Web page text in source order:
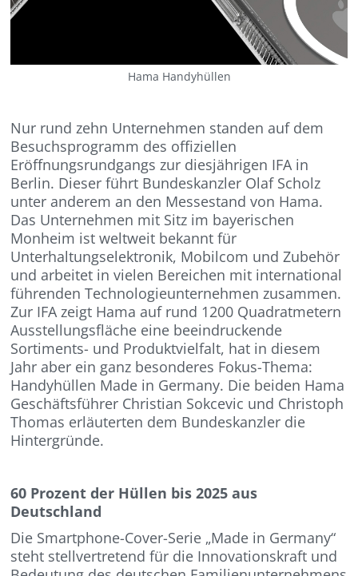
Hama Handyhüllen
Nur rund zehn Unternehmen standen auf dem
Besuchsprogramm des offiziellen
Eröffnungsrundgangs zur diesjährigen IFA in
Berlin. Dieser führt Bundeskanzler Olaf Scholz
unter anderem an den Messestand von Hama.
Das Unternehmen mit Sitz im bayerischen
Monheim ist weltweit bekannt für
Unterhaltungselektronik, Mobilcom und Zubehör
und arbeitet in vielen Bereichen mit international
führenden Technologieunternehmen zusammen.
Zur IFA zeigt Hama auf rund 1200 Quadratmetern
Ausstellungsfläche eine beeindruckende
Sortiments- und Produktvielfalt, hat in diesem
Jahr aber ein ganz besonderes Fokus-Thema:
Handyhüllen Made in Germany. Die beiden Hama
Geschäftsführer Christian Sokcevic und Christoph
Thomas erläuterten dem Bundeskanzler die
Hintergründe.
60 Prozent der Hüllen bis 2025 aus
Deutschland
Die Smartphone-Cover-Serie „Made in Germany“
steht stellvertretend für die Innovationskraft und